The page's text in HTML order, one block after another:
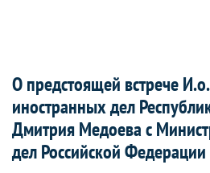
О предстоящей встрече
иностранных дел
Дмитрия Медоева с
дел Российской